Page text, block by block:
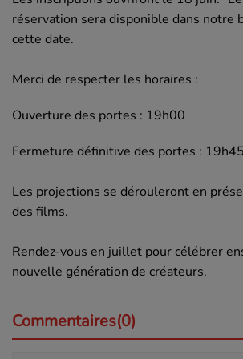
réservation sera disponible dans notre
cette date.
Merci de respecter les horaires :
Ouverture des portes : 19h00
Fermeture définitive des portes : 19h45
Les projections se dérouleront en
des films.
Rendez-vous en juillet pour célébrer
nouvelle génération de créateurs.
Commentaires(0)